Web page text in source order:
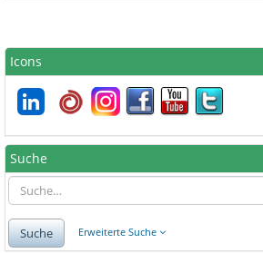
Icons
Suche
Suche Erweiterte Suche